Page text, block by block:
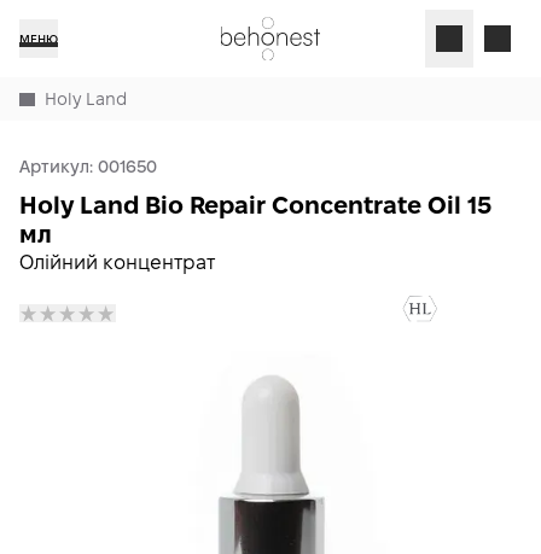
МЕНЮ
Holy Land
Артикул: 001650
Олійний концентрат
Holy Land Bio Repair Concentrate Oil 15
мл